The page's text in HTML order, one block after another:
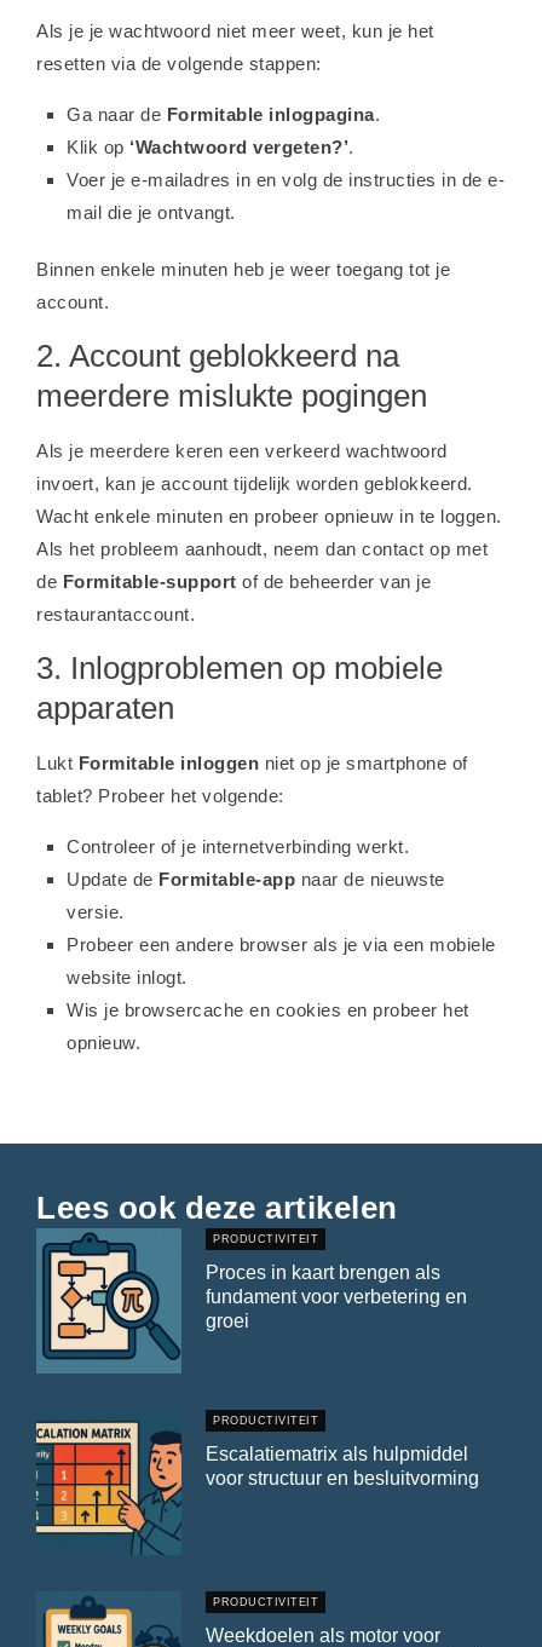
Als je je wachtwoord niet meer weet, kun je het
resetten via de volgende stappen:
Ga naar de Formitable inlogpagina.
Klik op ‘Wachtwoord vergeten?’.
Voer je e-mailadres in en volg de instructies in de e-
mail die je ontvangt.
Binnen enkele minuten heb je weer toegang tot je
account.
2. Account geblokkeerd na
meerdere mislukte pogingen
Als je meerdere keren een verkeerd wachtwoord
invoert, kan je account tijdelijk worden geblokkeerd.
Wacht enkele minuten en probeer opnieuw in te loggen.
Als het probleem aanhoudt, neem dan contact op met
de Formitable-support of de beheerder van je
restaurantaccount.
3. Inlogproblemen op mobiele
apparaten
Lukt Formitable inloggen niet op je smartphone of
tablet? Probeer het volgende:
Controleer of je internetverbinding werkt.
Update de Formitable-app naar de nieuwste
versie.
Probeer een andere browser als je via een mobiele
website inlogt.
Wis je browsercache en cookies en probeer het
opnieuw.
Lees ook deze artikelen
PRODUCTIVITEIT
Proces in kaart brengen als
fundament voor verbetering en
groei
PRODUCTIVITEIT
Escalatiematrix als hulpmiddel
voor structuur en besluitvorming
PRODUCTIVITEIT
Weekdoelen als motor voor